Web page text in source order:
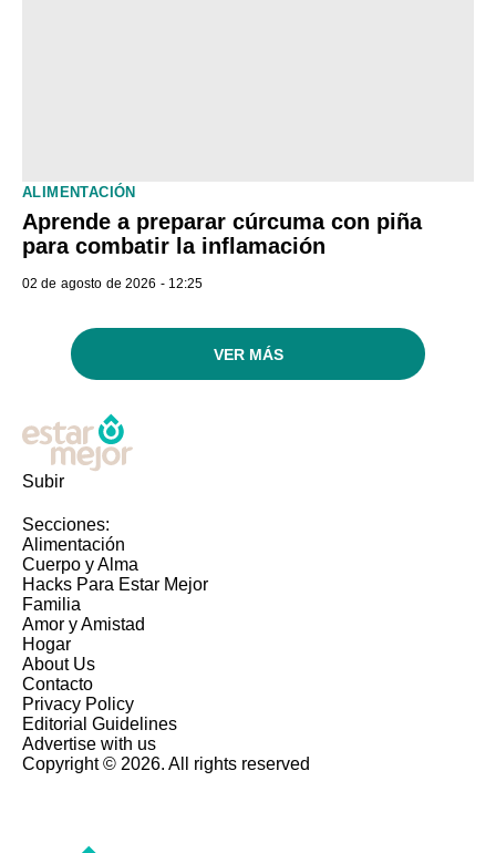
ALIMENTACIÓN
Aprende a preparar cúrcuma con piña
para combatir la inflamación
02 de agosto de 2026 - 12:25
VER MÁS
Subir
Secciones:
Alimentación
Cuerpo y Alma
Hacks Para Estar Mejor
Familia
Amor y Amistad
Hogar
About Us
Contacto
Privacy Policy
Editorial Guidelines
Advertise with us
Copyright © 2026. All rights reserved